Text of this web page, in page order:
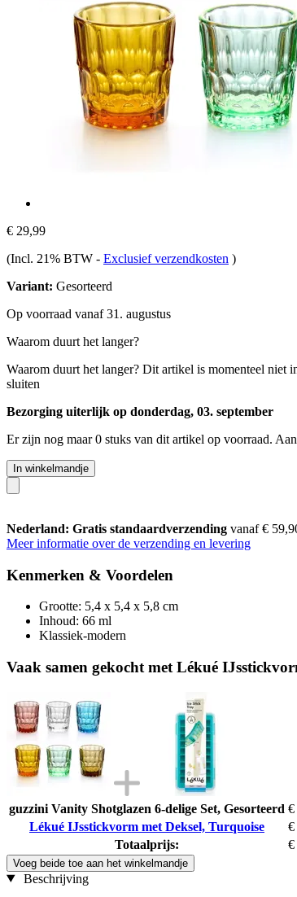
€ 29,99
(Incl. 21% BTW - Exclusief verzendkosten )
Variant: Gesorteerd
Op voorraad vanaf 31. augustus
Waarom duurt het langer?
Waarom duurt het langer? Dit artikel is momenteel niet
sluiten
Bezorging uiterlijk op donderdag, 03. september
Er zijn nog maar 0 stuks van dit artikel op voorraad.
In winkelmandje
Nederland: Gratis standaardverzending vanaf €
Meer informatie over de verzending en levering
Kenmerken & Voordelen
Grootte: 5,4 x 5,4 x 5,8 cm
Inhoud: 66 ml
Klassiek-modern
Vaak samen gekocht met Lékué
guzzini Vanity Shotglazen 6-delige Set, Gesorteerd €
Lékué IJsstickvorm met Deksel, Turquoise
€
Totaalprijs:
€
Voeg beide toe aan het winkelmandje
Beschrijving